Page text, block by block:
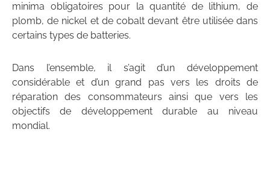
minima obligatoires pour la quantité de lithium, de
plomb, de nickel et de cobalt devant être utilisée dans
certains types de batteries.
Dans l’ensemble, il s’agit d’un développement
considérable et d’un grand pas vers les droits de
réparation des consommateurs ainsi que vers les
objectifs de développement durable au niveau
mondial.